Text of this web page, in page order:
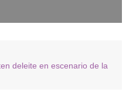
deleite en escenario de la